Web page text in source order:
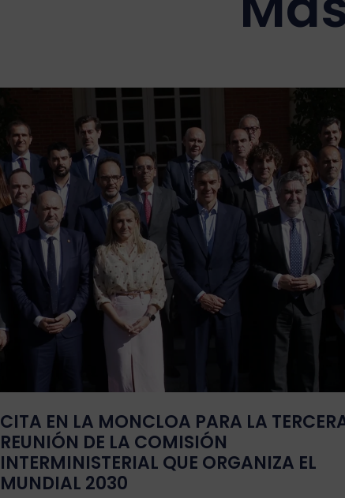
CITA EN LA MONCLOA PARA LA
REUNIÓN DE LA COMISIÓN
INTERMINISTERIAL QUE ORGANIZA EL
MUNDIAL 2030